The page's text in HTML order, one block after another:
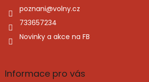
poznani@volny.cz
733657234
Novinky a akce na FB
Informace pro vás